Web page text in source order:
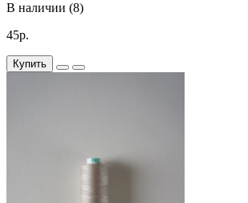
В наличии (8)
45р.
Купить